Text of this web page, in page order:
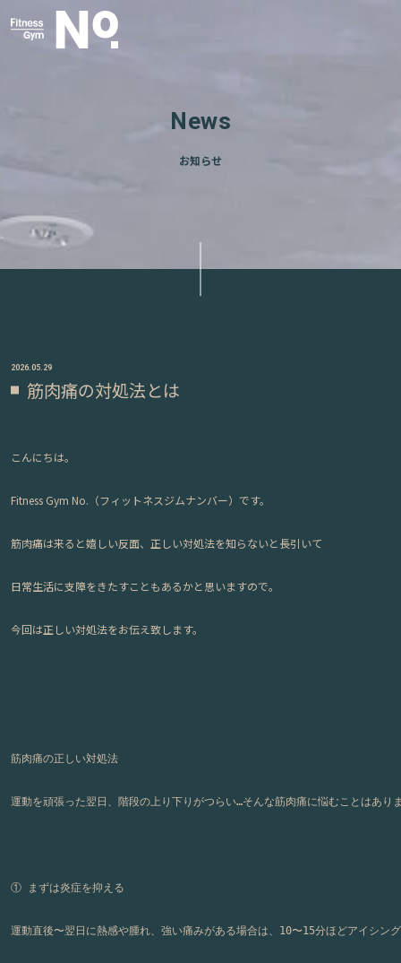
News
お知らせ
2026.05.29
筋肉痛の対処法とは
こんにちは。
Fitness Gym No.（フィットネスジムナンバー）です。
筋肉痛は来ると嬉しい反面、正しい対処法を知らないと長引いて
日常生活に支障をきたすこともあるかと思いますので。
今回は正しい対処法をお伝え致します。
筋肉痛の正しい対処法
運動を頑張った翌日、階段の上り下りがつらい…そんな筋肉痛に悩むことはあ
① まずは炎症を抑える
運動直後〜翌日に熱感や腫れ、強い痛みがある場合は、10〜15分ほどアイシン